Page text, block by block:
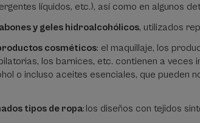
líquidos, etc.), así como en algunos
y geles hidroalcohólicos, utilizados
cosméticos: el maquillaje, los
los barnices, etc. contienen a veces
o incluso aceites esenciales, que pueden
tipos de ropa: los diseños con tejidos